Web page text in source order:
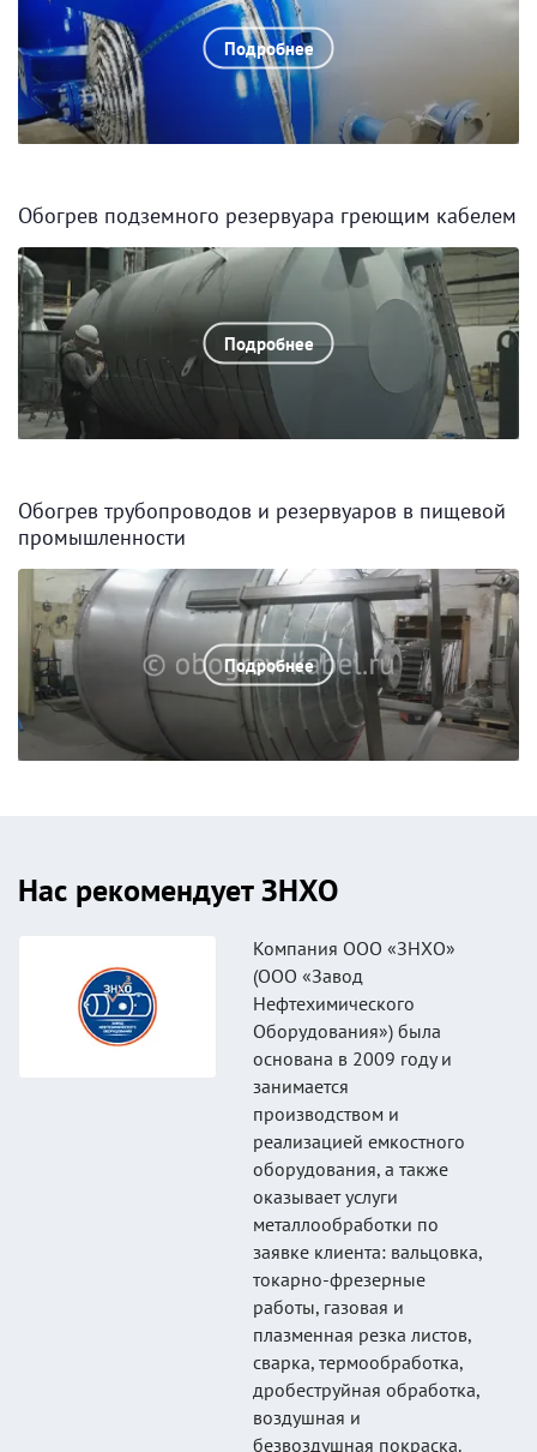
Подробнее
Обогрев подземного резервуара греющим кабелем
Подробнее
Обогрев трубопроводов и резервуаров в пищевой
промышленности
Подробнее
Нас рекомендует ЗНХО
Компания ООО «ЗНХО»
(ООО «Завод
Нефтехимического
Оборудования») была
основана в 2009 году и
занимается
производством и
реализацией емкостного
оборудования, а также
оказывает услуги
металлообработки по
заявке клиента: вальцовка,
токарно-фрезерные
работы, газовая и
плазменная резка листов,
сварка, термообработка,
дробеструйная обработка,
воздушная и
безвоздушная покраска.